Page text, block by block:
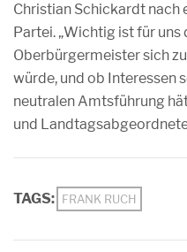
Christian Schickardt nach
Partei. „Wichtig ist für uns
Oberbürgermeister sich
würde, und ob Interessen
neutralen Amtsführung
und
TAGS: FRANK RUCH